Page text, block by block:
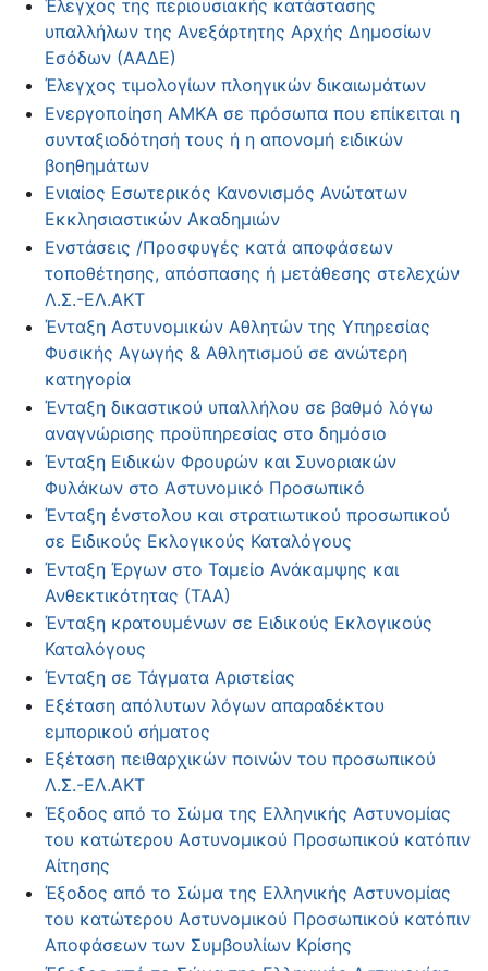
Έλεγχος της περιουσιακής κατάστασης
υπαλλήλων της Ανεξάρτητης Αρχής Δημοσίων
Εσόδων (ΑΑΔΕ)
Έλεγχος τιμολογίων πλοηγικών δικαιωμάτων
Ενεργοποίηση ΑΜΚΑ σε πρόσωπα που επίκειται η
συνταξιοδότησή τους ή η απονομή ειδικών
βοηθημάτων
Ενιαίος Εσωτερικός Κανονισμός Ανώτατων
Εκκλησιαστικών Ακαδημιών
Ενστάσεις /Προσφυγές κατά αποφάσεων
τοποθέτησης, απόσπασης ή μετάθεσης στελεχών
Λ.Σ.-ΕΛ.ΑΚΤ
Ένταξη Αστυνομικών Αθλητών της Υπηρεσίας
Φυσικής Αγωγής & Αθλητισμού σε ανώτερη
κατηγορία
Ένταξη δικαστικού υπαλλήλου σε βαθμό λόγω
αναγνώρισης προϋπηρεσίας στο δημόσιο
Ένταξη Ειδικών Φρουρών και Συνοριακών
Φυλάκων στο Αστυνομικό Προσωπικό
Ένταξη ένστολου και στρατιωτικού προσωπικού
σε Ειδικούς Εκλογικούς Καταλόγους
Ένταξη Έργων στο Ταμείο Ανάκαμψης και
Ανθεκτικότητας (ΤΑΑ)
Ένταξη κρατουμένων σε Ειδικούς Εκλογικούς
Καταλόγους
Ένταξη σε Τάγματα Αριστείας
Εξέταση απόλυτων λόγων απαραδέκτου
εμπορικού σήματος
Εξέταση πειθαρχικών ποινών του προσωπικού
Λ.Σ.-ΕΛ.ΑΚΤ
Έξοδος από το Σώμα της Ελληνικής Αστυνομίας
του κατώτερου Αστυνομικού Προσωπικού κατόπιν
Αίτησης
Έξοδος από το Σώμα της Ελληνικής Αστυνομίας
του κατώτερου Αστυνομικού Προσωπικού κατόπιν
Αποφάσεων των Συμβουλίων Κρίσης